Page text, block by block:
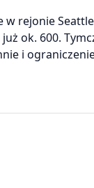
w rejonie Seattle
ok. 600.
i